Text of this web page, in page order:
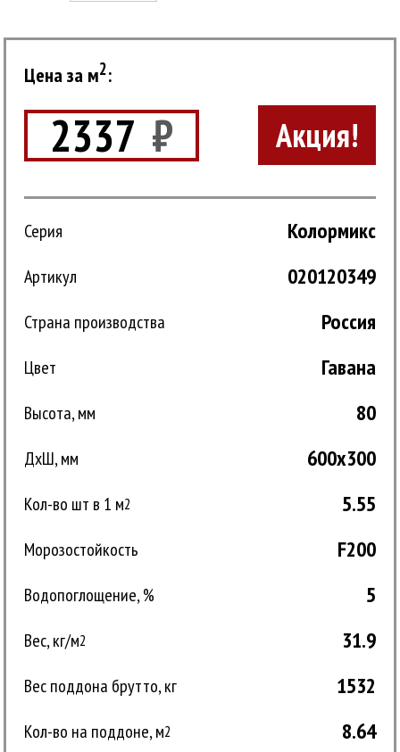
Цена за м2:
2337 ₽ Акция!
Серия Колормикс
Артикул 020120349
Страна производства Россия
Цвет Гавана
Высота, мм 80
ДxШ, мм 600x300
Кол-во шт в 1 м2 5.55
Морозостойкость F200
Водопоглощение, % 5
Вес, кг/м2 31.9
Вес поддона брутто, кг 1532
Кол-во на поддоне, м2 8.64